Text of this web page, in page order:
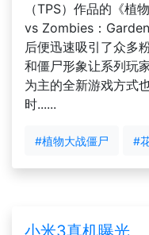
（TPS）作品的《植
vs Zombies：
后便迅速吸引了众多
和僵尸形象让系列玩
为主的全新游戏方式
时......
#植物大战僵尸 #
小米3真机曝光